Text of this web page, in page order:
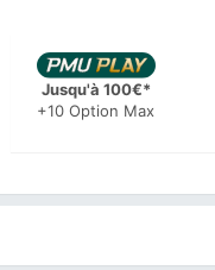
Jusqu'à 100€*
+10 Option Max